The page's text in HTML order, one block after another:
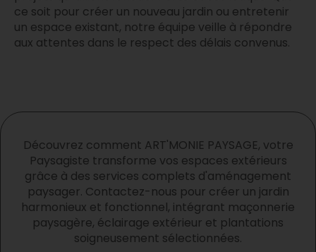
ce soit pour créer un nouveau jardin ou entretenir
un espace existant, notre équipe veille à répondre
aux attentes dans le respect des délais convenus.
Découvrez comment ART'MONIE PAYSAGE, votre
Paysagiste transforme vos espaces extérieurs
grâce à des services complets d'aménagement
paysager. Contactez-nous pour créer un jardin
harmonieux et fonctionnel, intégrant maçonnerie
paysagère, éclairage extérieur et plantations
soigneusement sélectionnées.